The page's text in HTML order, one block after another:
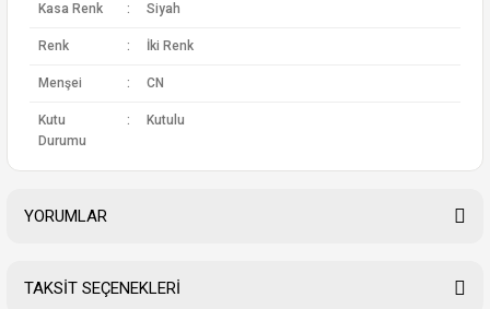
Kasa Renk : Siyah
Renk : İki Renk
Menşei : CN
Kutu
Durumu
: Kutulu
YORUMLAR
TAKSİT SEÇENEKLERİ